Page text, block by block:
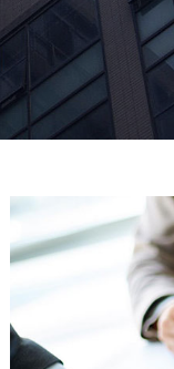
Hizmetleri